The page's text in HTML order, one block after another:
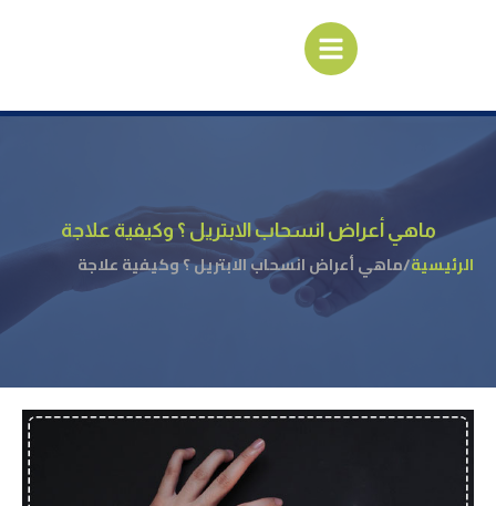
ماهي أعراض انسحاب الابتريل ؟ وكيفية علاجة
الرئيسية/ماهي أعراض انسحاب الابتريل ؟ وكيفية علاجة